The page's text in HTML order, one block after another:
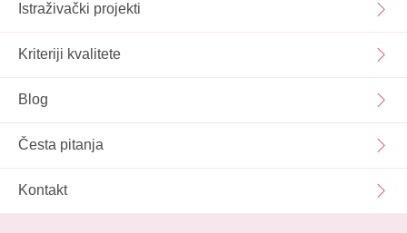
Istraživački projekti
Kriteriji kvalitete
Blog
Česta pitanja
Kontakt